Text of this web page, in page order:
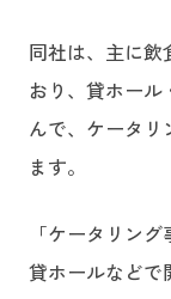
同社は、主に飲
おり、貸ホー
んで、ケータ
ます。
「ケータリン
貸ホールなどで